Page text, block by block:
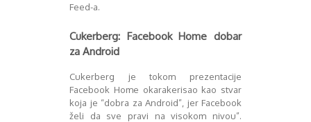
Feed-a.
Cukerberg: Facebook Home dobar
za Android
Cukerberg je tokom prezentacije
Facebook Home okarakerisao kao stvar
koja je “dobra za Android”, jer Facebook
želi da sve pravi na visokom nivou”.